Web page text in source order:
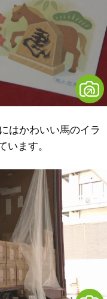
はかわいい馬のイラ
います。